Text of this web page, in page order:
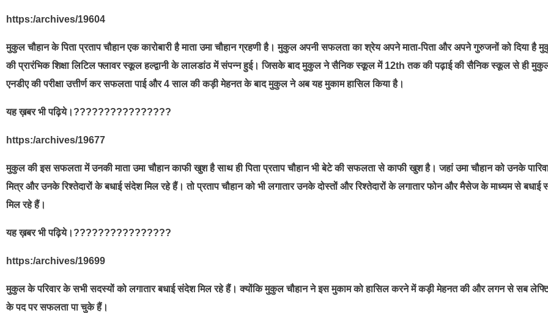
https:/archives/19604
मुकुल चौहान के पिता प्रताप चौहान एक कारोबारी है माता उमा चौहान ग्रहणी है। मुकुल अपनी सफलता का श्रेय अपने माता-पिता और अपने गुरुजनों को दिया है
की प्रारंभिक शिक्षा लिटिल फ्लावर स्कूल हल्द्वानी के लालडांठ में संपन्न हुई। जिसके बाद मुकुल ने सैनिक स्कूल में 12th तक की पढ़ाई की सैनिक स्कूल से ही
एनडीए की परीक्षा उत्तीर्ण कर सफलता पाई और 4 साल की कड़ी मेहनत के बाद मुकुल ने अब यह मुकाम हासिल किया है।
यह ख़बर भी पढ़िये।????????????????
https:/archives/19677
मुकुल की इस सफलता में उनकी माता उमा चौहान काफी खुश है साथ ही पिता प्रताप चौहान भी बेटे की सफलता से काफी खुश है। जहां उमा चौहान को उनके
मित्र और उनके रिश्तेदारों के बधाई संदेश मिल रहे हैं। तो प्रताप चौहान को भी लगातार उनके दोस्तों और रिश्तेदारों के लगातार फोन और मैसेज के माध्यम से बधाई
मिल रहे हैं।
यह ख़बर भी पढ़िये।????????????????
https:/archives/19699
मुकुल के परिवार के सभी सदस्यों को लगातार बधाई संदेश मिल रहे हैं। क्योंकि मुकुल चौहान ने इस मुकाम को हासिल करने में कड़ी मेहनत की और लगन से सब
के पद पर सफलता पा चुके हैं।